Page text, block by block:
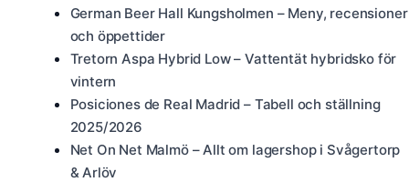
German Beer Hall Kungsholmen – Meny, recensioner
och öppettider
Tretorn Aspa Hybrid Low – Vattentät hybridsko för
vintern
Posiciones de Real Madrid – Tabell och ställning
2025/2026
Net On Net Malmö – Allt om lagershop i Svågertorp
& Arlöv